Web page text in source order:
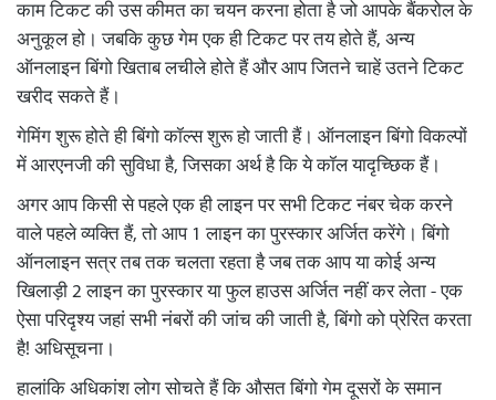
काम टिकट की उस कीमत का चयन करना होता है जो आपके बैंकरोल के
अनुकूल हो। जबकि कुछ गेम एक ही टिकट पर तय होते हैं, अन्य
ऑनलाइन बिंगो खिताब लचीले होते हैं और आप जितने चाहें उतने टिकट
खरीद सकते हैं।
गेमिंग शुरू होते ही बिंगो कॉल्स शुरू हो जाती हैं। ऑनलाइन बिंगो विकल्पों
में आरएनजी की सुविधा है, जिसका अर्थ है कि ये कॉल यादृच्छिक हैं।
अगर आप किसी से पहले एक ही लाइन पर सभी टिकट नंबर चेक करने
वाले पहले व्यक्ति हैं, तो आप 1 लाइन का पुरस्कार अर्जित करेंगे। बिंगो
ऑनलाइन सत्र तब तक चलता रहता है जब तक आप या कोई अन्य
खिलाड़ी 2 लाइन का पुरस्कार या फुल हाउस अर्जित नहीं कर लेता - एक
ऐसा परिदृश्य जहां सभी नंबरों की जांच की जाती है, बिंगो को प्रेरित करता
है! अधिसूचना।
हालांकि अधिकांश लोग सोचते हैं कि औसत बिंगो गेम दूसरों के समान